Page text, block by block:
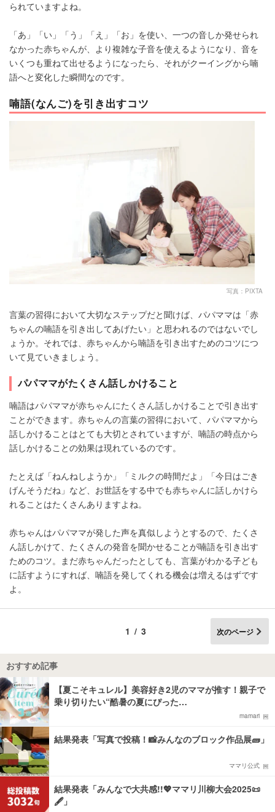
られていますよね。
「あ」「い」「う」「え」「お」を使い、一つの音しか発せられ
なかった赤ちゃんが、より複雑な子音を使えるようになり、音を
いくつも重ねて出せるようになったら、それがクーイングから喃
語へと変化した瞬間なのです。
喃語(なんご)を引き出すコツ
写真：PIXTA
言葉の習得において大切なステップだと聞けば、パパママは「赤
ちゃんの喃語を引き出してあげたい」と思われるのではないでし
ょうか。それでは、赤ちゃんから喃語を引き出すためのコツにつ
いて見ていきましょう。
パパママがたくさん話しかけること
喃語はパパママが赤ちゃんにたくさん話しかけることで引き出す
ことができます。赤ちゃんの言葉の習得において、パパママから
話しかけることはとても大切とされていますが、喃語の時点から
話しかけることの効果は現れているのです。
たとえば「ねんねしようか」「ミルクの時間だよ」「今日はごき
げんそうだね」など、お世話をする中でも赤ちゃんに話しかけら
れることはたくさんありますよね。
赤ちゃんはパパママが発した声を真似しようとするので、たくさ
ん話しかけて、たくさんの発音を聞かせることが喃語を引き出す
ためのコツ。まだ赤ちゃんだったとしても、言葉がわかる子ども
に話すようにすれば、喃語を発してくれる機会は増えるはずです
よ。
1/3 次のページ
おすすめ記事
【夏こそキュレル】美容好き2児のママが推す！親子で
乗り切りたい“酷暑の夏にぴった…
mamari
結果発表「写真で投稿！📸みんなのブロック作品展🧱」
ママリ公式
結果発表「みんなで大共感!!💖ママリ川柳大会2025📜
🖋️」